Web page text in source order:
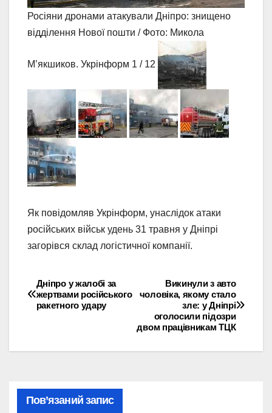
Росіяни дронами атакували Дніпро: знищено
відділення Нової пошти / Фото: Микола
М’якшиков. Укрінформ 1 / 12
Як повідомляв Укрінформ, унаслідок атаки
російських військ удень 31 травня у Дніпрі
загорівся склад логістичної компанії.
Навігація
записів
Викинули з авто
чоловіка, якому стало
зле: у Дніпрі
оголосили підозри
двом працівникам ТЦК
Дніпро у жалобі за
жертвами російського
ракетного удару
Пов’язаний запис